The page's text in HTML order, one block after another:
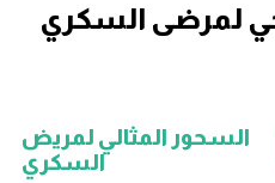
لمرضى السكري
السحور المثالي لمريض
السكري